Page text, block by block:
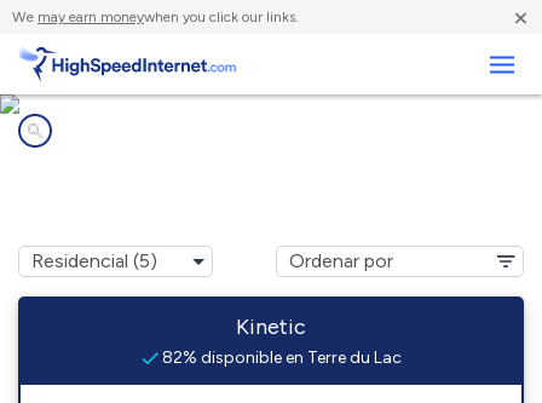
We may earn moneywhen you click our links. ×
Kinetic
82% disponible en Terre du Lac